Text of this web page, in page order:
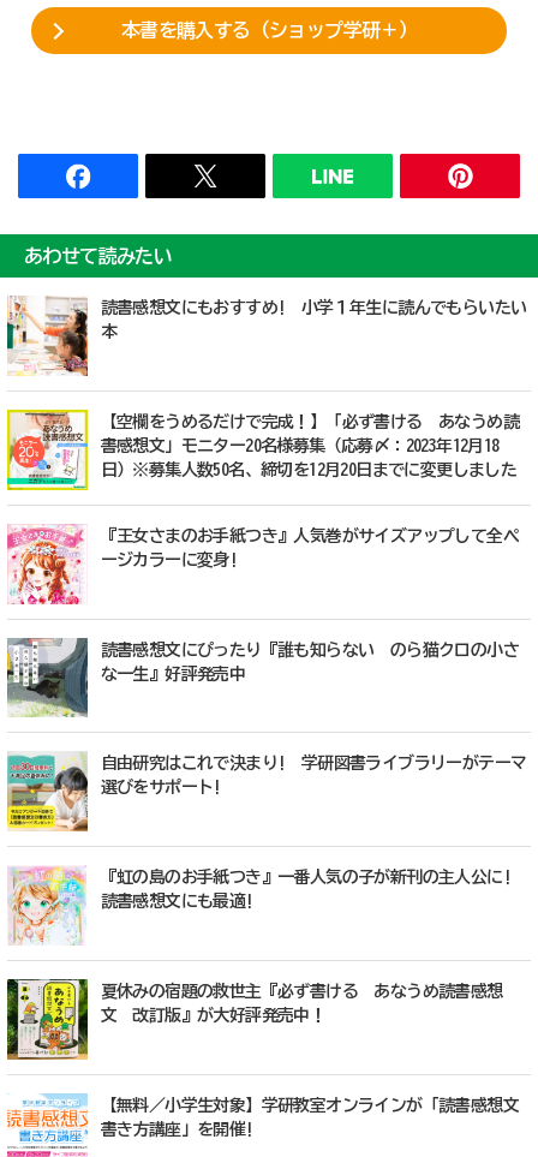
本書を購入する（ショップ学研＋）
あわせて読みたい
読書感想文にもおすすめ! 小学１年生に読んでもらいたい
本
【空欄をうめるだけで完成！】「必ず書ける あなうめ読
書感想文」モニター20名様募集（応募〆：2023年12月18
日）※募集人数50名、締切を12月20日までに変更しました
『王女さまのお手紙つき』人気巻がサイズアップして全ペ
ージカラーに変身!
読書感想文にぴったり『誰も知らない のら猫クロの小さ
な一生』好評発売中
自由研究はこれで決まり! 学研図書ライブラリーがテーマ
選びをサポート!
『虹の島のお手紙つき』一番人気の子が新刊の主人公に!
読書感想文にも最適!
夏休みの宿題の救世主『必ず書ける あなうめ読書感想
文 改訂版』が大好評発売中！
【無料／小学生対象】学研教室オンラインが「読書感想文
書き方講座」を開催!